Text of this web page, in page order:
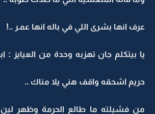
عرف انها بشرى اللي في باله انها عمـر ..!
يا بيتكلم جان تهزبه وحدة من العيايز :
حريم اشحقه واقف هني يلا مناك ..
من فشيلته ما طالع الحرمة وظهر لين